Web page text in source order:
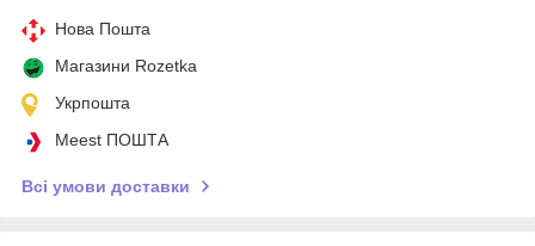
Нова Пошта
Магазини Rozetka
Укрпошта
Meest ПОШТА
Всі умови доставки